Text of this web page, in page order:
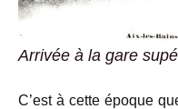
Arrivée à la gare
C’est à cette époque